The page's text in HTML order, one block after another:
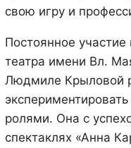
свою игру и
Постоянное
театра имени Вл.
Людмиле Крыловой
ролями. Она с
спектаклях «Анна